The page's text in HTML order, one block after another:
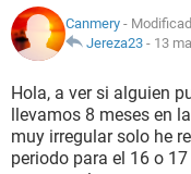
NUTRICIÓN
BIENESTAR
SEXUALIDAD
Canmery -
Jereza23 - 13
Hola, a ver si alguien
llevamos 8 meses en
muy irregular solo he
periodo para el 16 o